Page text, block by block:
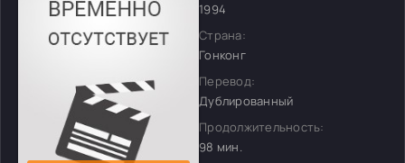
1994
Страна:
Гонконг
Перевод:
Дублированный
Продолжительность:
98 мин.